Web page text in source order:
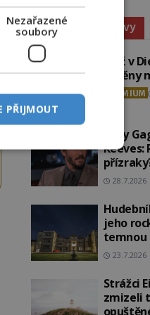
Paranormální jevy
Pláž v
PREMIUM
Lady
28.7.2026
jeho
temnou
23.7.2026
Strážci
zmizeli
Nezařazené
soubory
PŘIJMOUT